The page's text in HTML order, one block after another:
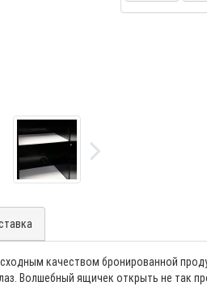
качеством бронированной
Волшебный ящичек открыть не